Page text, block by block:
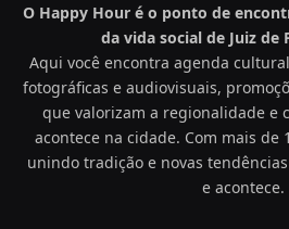
O Happy Hour é o ponto de
da vida social de Juiz de
Aqui você encontra agenda
fotográficas e audiovisuais,
que valorizam a regionalidade e
acontece na cidade. Com mais de
unindo tradição e novas
e acontece.